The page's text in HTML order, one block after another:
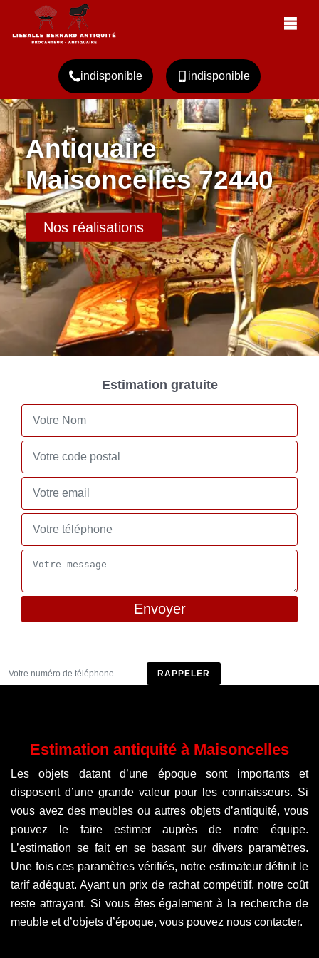
indisponible indisponible
Antiquaire
Maisoncelles 72440
Nos réalisations
Estimation gratuite
Estimation antiquité à Maisoncelles
Les objets datant d’une époque sont importants et
disposent d’une grande valeur pour les connaisseurs. Si
vous avez des meubles ou autres objets d’antiquité, vous
pouvez le faire estimer auprès de notre équipe.
L’estimation se fait en se basant sur divers paramètres.
Une fois ces paramètres vérifiés, notre estimateur définit le
tarif adéquat. Ayant un prix de rachat compétitif, notre coût
reste attrayant. Si vous êtes également à la recherche de
meuble et d’objets d’époque, vous pouvez nous contacter.